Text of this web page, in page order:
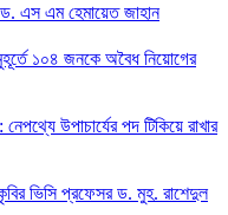
এস এম হেমায়েত জাহান
১০৪ জনকে অবৈধ নিয়োগের
উপাচার্যের পদ টিকিয়ে রাখার
ভিসি প্রফেসর ড. মুহ. রাশেদুল